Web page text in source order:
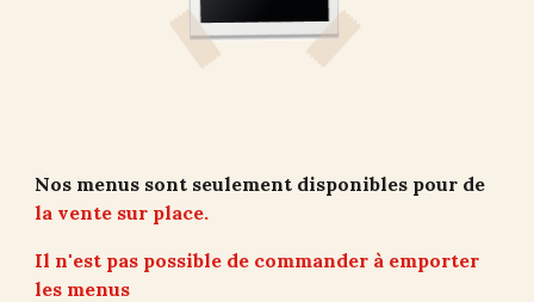
la vente sur place.
Il n'est pas possible de commander à emporter
les menus